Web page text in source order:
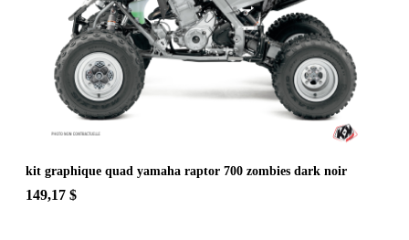
kit graphique quad yamaha raptor 700 zombies dark noir
149,17 $